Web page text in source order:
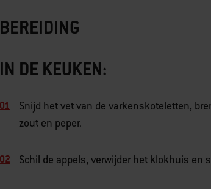
BEREIDING
IN DE KEUKEN:
Snijd het vet van de varkenskoteletten,
zout en peper.
Schil de appels, verwijder het klokhuis en